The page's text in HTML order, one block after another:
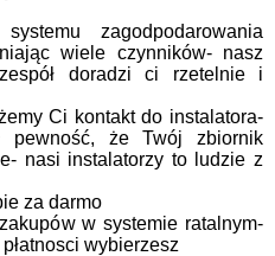
zagodpodarowania
wiele czynników- nasz
doradzi ci rzetelnie i
Ci kontakt do instalatora-
pewność, że Twój zbiornik
nasi instalatorzy to ludzie z
za darmo
w systemie ratalnym-
wybierzesz